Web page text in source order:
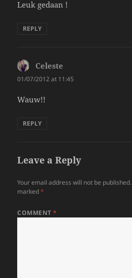
Leuk gedaan !
REPLY
Celeste
01/07/2012 at 11:45
Wauw!!
REPLY
Leave a Reply
Your email address will not be published.
marked*
COMMENT*